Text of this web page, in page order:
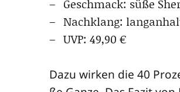
Geschmack: süße
Nach­klang:
UVP: 49,90 €
Dazu wir­ken die 40